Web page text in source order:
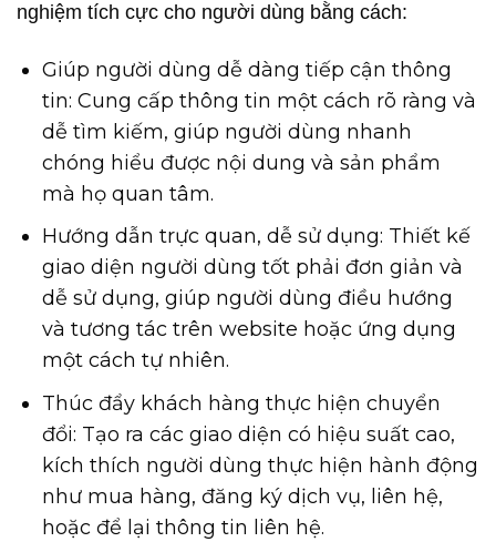
nghiệm tích cực cho người dùng bằng cách:
Giúp người dùng dễ dàng tiếp cận thông
tin: Cung cấp thông tin một cách rõ ràng và
dễ tìm kiếm, giúp người dùng nhanh
chóng hiểu được nội dung và sản phẩm
mà họ quan tâm.
Hướng dẫn trực quan, dễ sử dụng: Thiết kế
giao diện người dùng tốt phải đơn giản và
dễ sử dụng, giúp người dùng điều hướng
và tương tác trên website hoặc ứng dụng
một cách tự nhiên.
Thúc đẩy khách hàng thực hiện chuyển
đổi: Tạo ra các giao diện có hiệu suất cao,
kích thích người dùng thực hiện hành động
như mua hàng, đăng ký dịch vụ, liên hệ,
hoặc để lại thông tin liên hệ.